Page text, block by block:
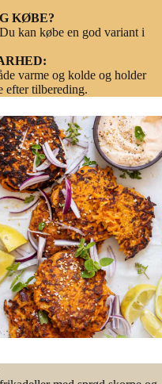
KØBE?
kan købe en god variant i
varme og kolde og holder
efter tilbereding.